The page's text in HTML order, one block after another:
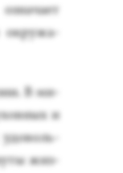
ок­ру­жа­
В ми­
и
жиз­